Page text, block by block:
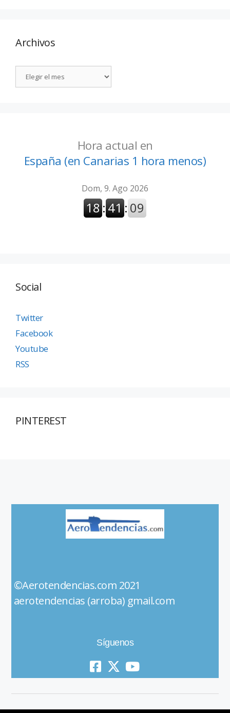
Archivos
Hora actual en
España (en Canarias 1 hora menos)
Social
Twitter
Facebook
Youtube
RSS
PINTEREST
©Aerotendencias.com 2021
aerotendencias (arroba) gmail.com
Síguenos